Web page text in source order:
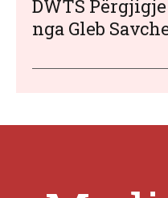
DWTS
nga Gleb